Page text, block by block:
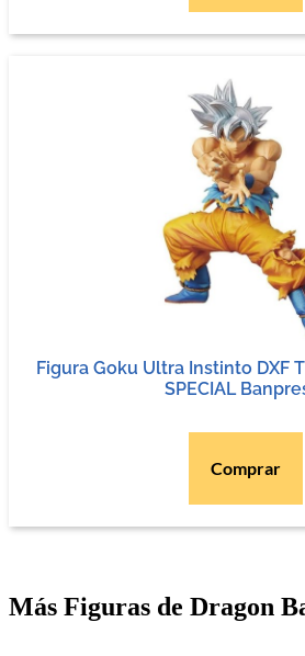
Figura Goku Ultra Instinto DXF
SPECIAL
Comprar
Más Figuras de Dragon